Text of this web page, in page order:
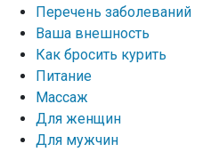
Перечень заболеваний
Ваша внешность
Как бросить курить
Питание
Массаж
Для женщин
Для мужчин